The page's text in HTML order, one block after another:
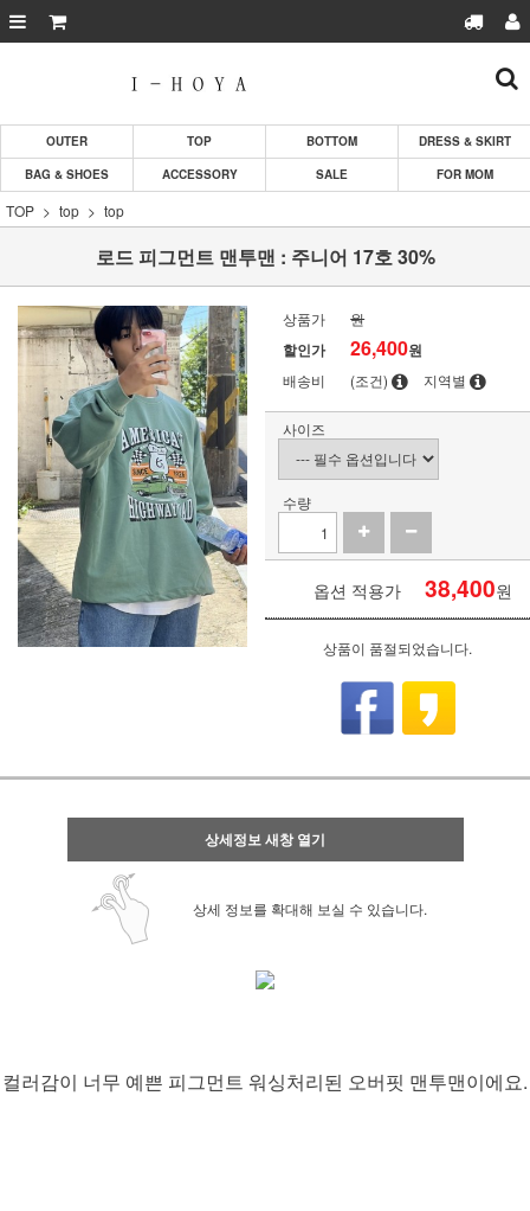
OUTER TOP BOTTOM
DRESS & SKIRT
BAG & SHOES
ACCESSORY SALE FOR MOM
TOP top top
로드 피그먼트 맨투맨 : 주니어 17호 30%
상품가 원
할인가 26,400원
배송비 (조건) 지역별
사이즈
수량
옵션 적용가 38,400원
상품이 품절되었습니다.
상세정보 새창 열기
상세 정보를 확대해 보실 수 있습니다.
컬러감이 너무 예쁜 피그먼트 워싱처리된 오버핏 맨투맨이에요.